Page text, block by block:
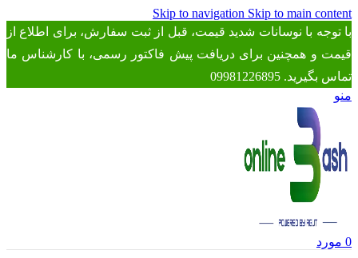
Skip to navigation Skip to main content
با توجه با نوسانات شدید قیمت، قبل از ثبت سفارش، برای اطلاع از
قیمت و همچنین برای دریافت پیش فاکتور رسمی، با کارشناس ما
تماس بگیرید. 09981226895
منو
0 مورد